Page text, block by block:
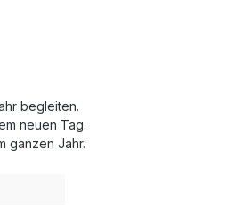
begleiten.
neuen Tag.
ganzen Jahr.